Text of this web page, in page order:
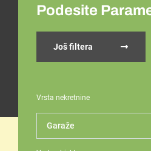
Podesite
Još filtera
Vrsta nekretnine